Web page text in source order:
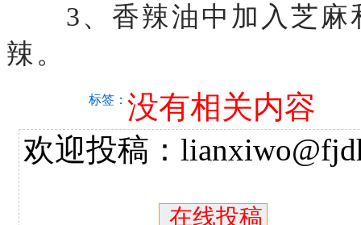
3、香辣油中加入芝麻
辣。
标签： 没有相关内容
欢迎投稿：
在线投稿